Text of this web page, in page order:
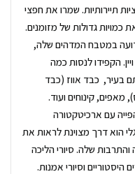
תיירותיות. שמרו את חפצי
כמויות גדולות של מזומנים.
במטבח המדהים שלה,
הקפידו לנסות כמה
בעיר, כבד אווז (כבד
מאפים, קינוחים ועוד.
עם ארכיטקטורה
הוא דרך מצוינת לראות את
שלה. סיורי הליכה
היסטוריים וסיורי אמנות.